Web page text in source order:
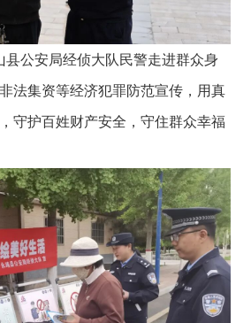
县公安局经侦大队民警走进群众身
法集资等经济犯罪防范宣传，用真
守护百姓财产安全，守住群众幸福